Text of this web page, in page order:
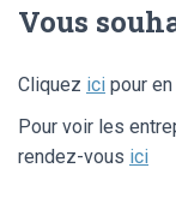
Vous
Cliquez ici pour en
Pour voir les
rendez-vous ici